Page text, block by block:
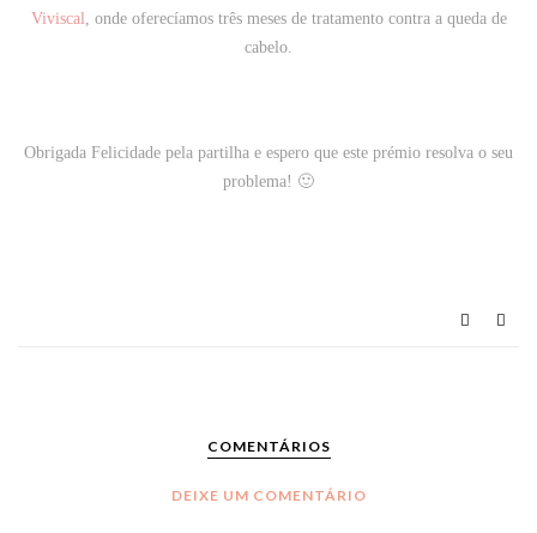
Viviscal
, onde oferecíamos três meses de tratamento contra a queda de
cabelo.
Obrigada Felicidade pela partilha e espero que este prémio resolva o seu
problema! 🙂
COMENTÁRIOS
DEIXE UM COMENTÁRIO